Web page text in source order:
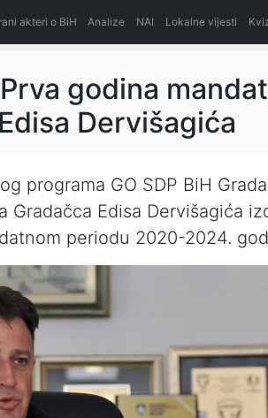
akteri o BiH Analize NAI Lokalne vijesti
godina
Dervišagića
programa GO SDP BiH
Gradačca Edisa Dervišagića
periodu 2020-2024.